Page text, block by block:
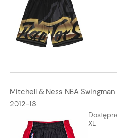
Mitchell & Ness NBA
2012-13
XL